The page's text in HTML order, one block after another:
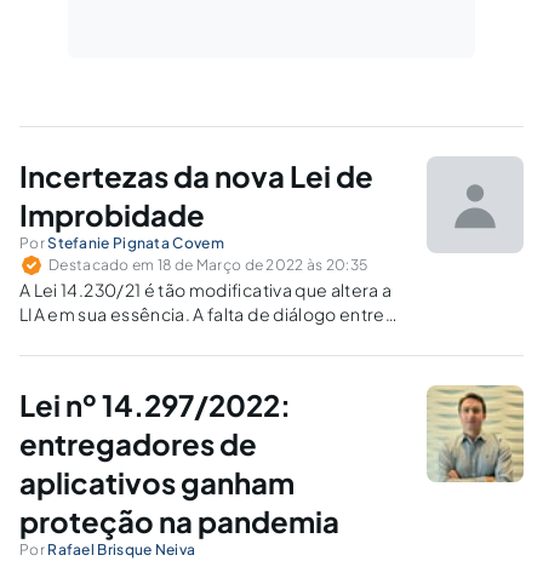
Incertezas da nova Lei de
Improbidade
PorStefanie Pignata Covem
Destacado em 18 de Março de 2022 às 20:35
A Lei 14.230/21 é tão modificativa que altera a
LIA em sua essência. A falta de diálogo entre
Lei nº 14.297/2022:
entregadores de
aplicativos ganham
proteção na pandemia
Por Rafael Brisque Neiva